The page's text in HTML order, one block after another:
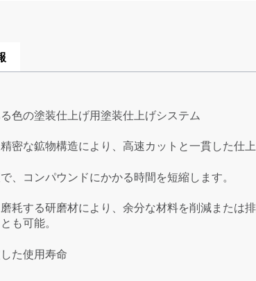
色の塗装仕上げ用塗装仕上げシステム
密な鉱物構造により、高速カットと一貫した仕上
、コンパウンドにかかる時間を短縮します。
耗する研磨材により、余分な材料を削減または
も可能。
た使用寿命